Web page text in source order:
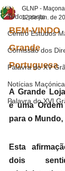
Todos posts
Centro Estudos
Comissão dos
Palavra do XV
Notícias
Palavra do XVI
GLNP -
12 de jan. de
BEM-
Grande
Portuguesa
A Grande
é uma
para o
Esta
dois